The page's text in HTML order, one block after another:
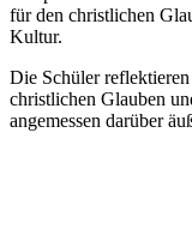
für den christlichen
Kultur.
Die Schüler
christlichen Glauben
angemessen darüber